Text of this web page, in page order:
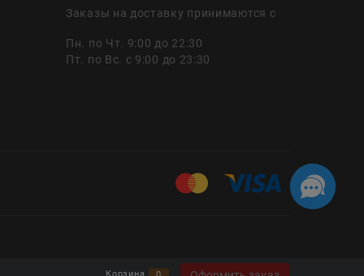
Заказы на доставку принимаются с
Пн. по Чт. 9:00 до 22:30
Пт. по Вс. с 9:00 до 23:30